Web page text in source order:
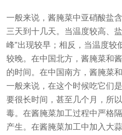
一般来说，酱腌菜中亚硝酸盐
三天到十几天。当温度较高、
峰”出现较早；相反，当温度较
较晚。在中国北方，酱腌菜和
的时间。在中国南方，酱腌菜
一般来说，在这个时候吃它们
要很长时间，甚至几个月，所
毒。在酱腌菜加工过程中严格
产生。在酱腌菜加工中加入大